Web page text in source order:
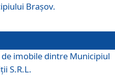
Brașov.
imobile dintre Municipiul
S.R.L.